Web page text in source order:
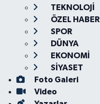
TEKNOLOJİ
ÖZEL HABER
SPOR
DÜNYA
EKONOMİ
SİYASET
Foto Galeri
Video